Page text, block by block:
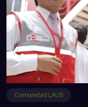
Comunidad LAUS